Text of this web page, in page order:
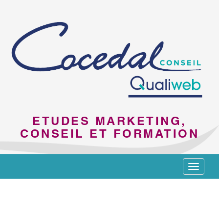
ETUDES MARKETING,
CONSEIL ET FORMATION
Toggle